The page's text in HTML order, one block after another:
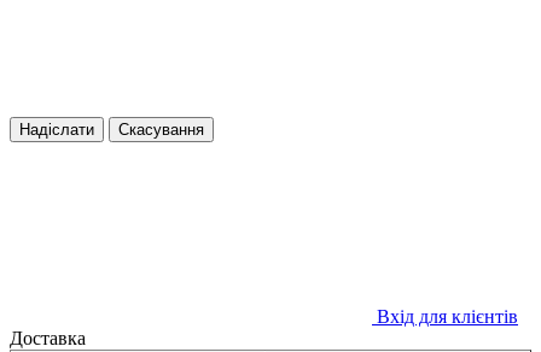
Надіслати Скасування
Вхід для клієнтів
Доставка